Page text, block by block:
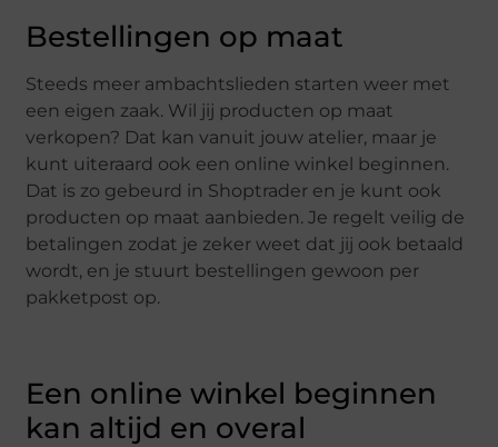
Bestellingen op maat
Steeds meer ambachtslieden starten weer met
een eigen zaak. Wil jij producten op maat
verkopen? Dat kan vanuit jouw atelier, maar je
kunt uiteraard ook een online winkel beginnen.
Dat is zo gebeurd in Shoptrader en je kunt ook
producten op maat aanbieden. Je regelt veilig de
betalingen zodat je zeker weet dat jij ook betaald
wordt, en je stuurt bestellingen gewoon per
pakketpost op.
Een online winkel beginnen
kan altijd en overal